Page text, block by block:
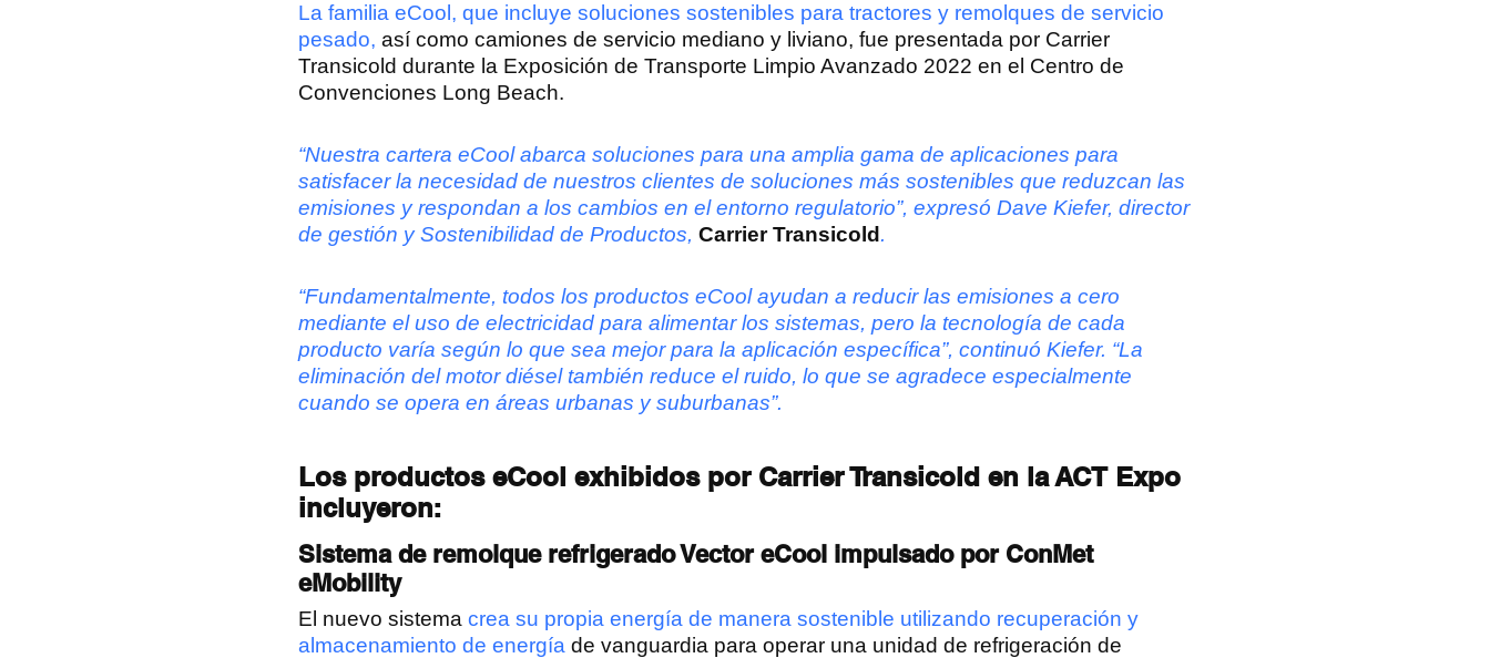
La familia eCool, que incluye soluciones sostenibles para tractores y remolques de servicio
pesado, así como camiones de servicio mediano y liviano, fue presentada por Carrier
Transicold durante la Exposición de Transporte Limpio Avanzado 2022 en el Centro de
Convenciones Long Beach.
“Nuestra cartera eCool abarca soluciones para una amplia gama de aplicaciones para
satisfacer la necesidad de nuestros clientes de soluciones más sostenibles que reduzcan las
emisiones y respondan a los cambios en el entorno regulatorio”, expresó Dave Kiefer, director
de gestión y Sostenibilidad de Productos, Carrier Transicold .
“Fundamentalmente, todos los productos eCool ayudan a reducir las emisiones a cero
mediante el uso de electricidad para alimentar los sistemas, pero la tecnología de cada
producto varía según lo que sea mejor para la aplicación específica”, continuó Kiefer. “La
eliminación del motor diésel también reduce el ruido, lo que se agradece especialmente
cuando se opera en áreas urbanas y suburbanas”.
Los productos eCool exhibidos por Carrier Transicold en la ACT Expo
incluyeron:
Sistema de remolque refrigerado Vector eCool impulsado por ConMet
eMobility
El nuevo sistema crea su propia energía de manera sostenible utilizando recuperación y
almacenamiento de energía de vanguardia para operar una unidad de refrigeración de